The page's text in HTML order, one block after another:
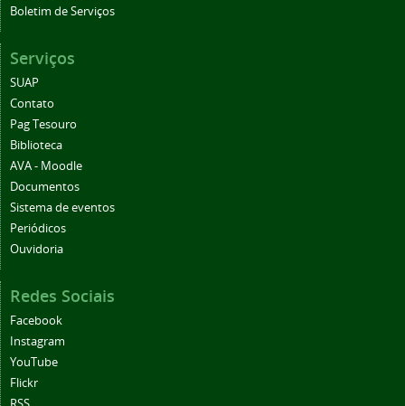
Boletim de Serviços
Serviços
SUAP
Contato
Pag Tesouro
Biblioteca
AVA - Moodle
Documentos
Sistema de eventos
Periódicos
Ouvidoria
Redes Sociais
Facebook
Instagram
YouTube
Flickr